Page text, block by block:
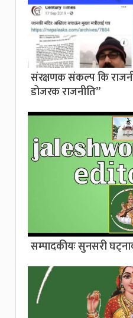
संरक्षणक संकल्प कि
डोजरक राजनीति”
सम्पादकीयः सुनसरी